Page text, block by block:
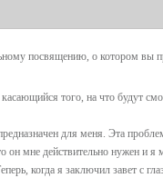
посвящению, о котором
того, на что будут
для меня. Эта
мне действительно нужен и я
когда я заключил завет с